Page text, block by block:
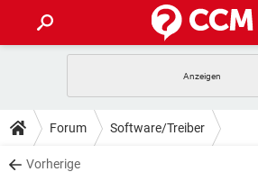
ANDROID IOS
WINDOWS 10
TIPPS & TRICKS
SPIELE
DOWNLOADS
Forum Software/Treiber
Vorherige